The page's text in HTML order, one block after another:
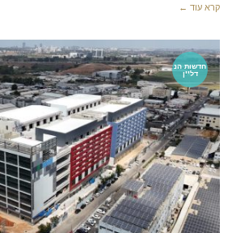
קרא עוד ←
חדשות הנ
דל''ן